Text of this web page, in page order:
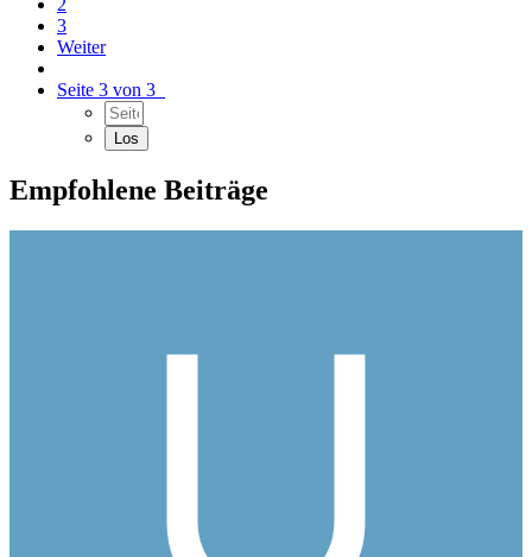
2
3
Weiter
Seite 3 von 3
Empfohlene Beiträge